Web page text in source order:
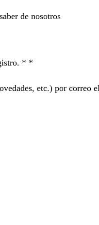
de nosotros
* *
etc.) por correo